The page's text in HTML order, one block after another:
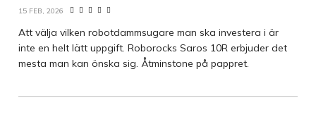
15 FEB, 2026
Att välja vilken robotdammsugare man ska investera i är
inte en helt lätt uppgift. Roborocks Saros 10R erbjuder det
mesta man kan önska sig. Åtminstone på pappret.